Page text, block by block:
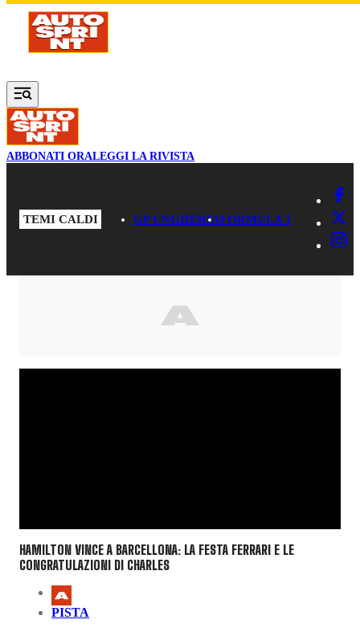
Vai al contenuto principale
ABBONATI ORALEGGI LA RIVISTA
TEMI CALDI GP UNGHERIAFORMULA 1
HAMILTON VINCE A BARCELLONA: LA FESTA FERRARI E LE
CONGRATULAZIONI DI CHARLES
PISTA